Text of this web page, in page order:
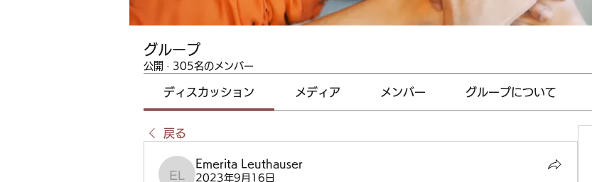
グループ
公開 · 305名のメンバー
ディスカッション メディア メンバー グループについて
戻る
Emerita Leuthauser
2023年9月16日